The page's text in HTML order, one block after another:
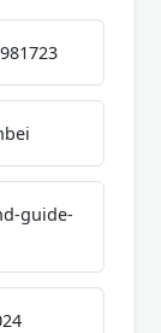
guide-